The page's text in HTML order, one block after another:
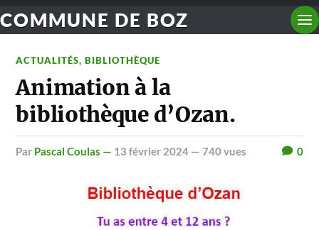
COMMUNE DE BOZ
ACTUALITÉS,BIBLIOTHÈQUE
Animation à la
bibliothèque d’Ozan.
par Pascal Coulas — 13 février 2024 — 740 vues 0